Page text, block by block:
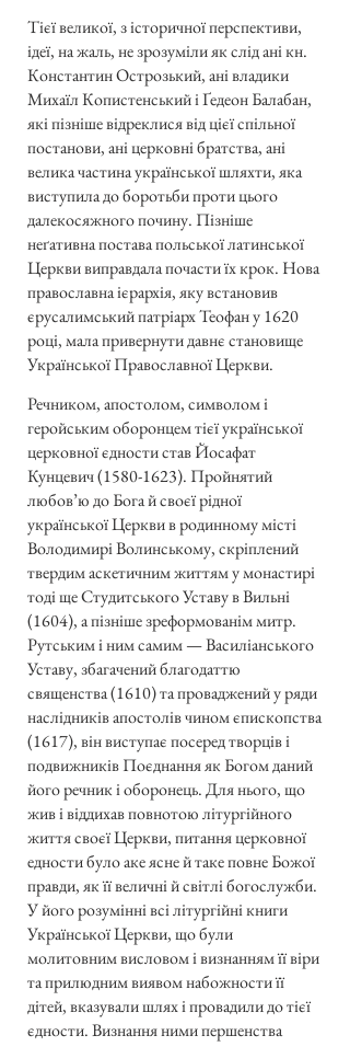
Тієї великої, з історичної перспективи,
ідеї, на жаль, не зрозуміли як слід ані кн.
Константин Острозький, ані владики
Михаїл Копистенський і Ґедеон Балабан,
які пізніше відреклися від цієї спільної
постанови, ані церковні братства, ані
велика частина української шляхти, яка
виступила до боротьби проти цього
далекосяжного почину. Пізніше
неґативна постава польської латинської
Церкви виправдала почасти їх крок. Нова
православна ієрархія, яку встановив
єрусалимський патріарх Теофан у 1620
році, мала привернути давнє становище
Української Православної Церкви.
Речником, апостолом, символом і
геройським оборонцем тієї української
церковної єдности став Йосафат
Кунцевич(1580-1623). Пройнятий
любов’ю до Бога й своєї рідної
української Церкви в родинному місті
Володимирі Волинському, скріплений
твердим аскетичним життям у монастирі
тоді ще Студитського Уставу в Вильні
(1604), а пізніше зреформованім митр.
Рутським і ним самим — Василіанського
Уставу, збагачений благодаттю
священства (1610) та проваджений у ряди
наслідників апостолів чином єпископства
(1617), він виступає посеред творців і
подвижників Поєднання як Богом даний
його речник і оборонець. Для нього, що
жив і віддихав повнотою літургійного
життя своєї Церкви, питання церковної
едности було аке ясне й таке повне Божої
правди, як її величні й світлі богослужби.
У його розумінні всі літургійні книги
Української Церкви, що були
молитовним висловом і визнанням її віри
та прилюдним виявом набожности її
дітей, вказували шлях і провадили до тієї
єдности. Визнання ними першенства